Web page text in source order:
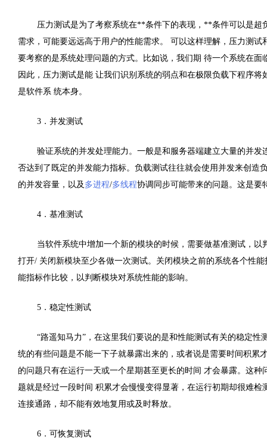
压力测试是为了考察系统在**条件下的表现，**条件可以是
需求，可能要远远高于用户的性能需求。 可以这样理解，压力测
要考察的是系统处理问题的方式。比如说，我们期 待一个系统在
因此，压力测试是能 让我们识别系统的弱点和在极限负载下程序将
是软件系 统本身。
3．并发测试
验证系统的并发处理能力。一般是和服务器端建立大量的并发
否达到了既定的并发能力指标。负载测试往往就会使用并发来创
的并发容量，以及 多进程/多线程协调同步可能带来的问题。这是要
4．基准测试
当软件系统中增加一个新的模块的时候，需要做基准测试，
打开/ 关闭新模块至少各做一次测试。关闭模块之前的系统各个性
能指标作比较，以判断模块对系统性能的影响。
5．稳定性测试
“路遥知马力”，在这里我们要说的是和性能测试有关的稳定
统的有些问题是不能一下子就暴露出来的，或者说是需要时间积
的问题只有在运行一天或一个星期甚至更长的时间 才会暴露。这
题就是经过一段时间 积累才会慢慢变得显著，在运行初期却很难
连接通路，却不能有效地复用或及时释放。
6．可恢复测试